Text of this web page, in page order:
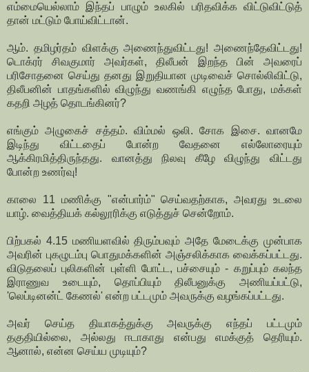
எம்மையெல்லாம் இந்தப் பாழும் உலகில் பரிதவிக்க விட்டுவிட்டுத்
தான் மட்டும் போய்விட்டான்.
ஆம். தமிழர்தம் விளக்கு அணைந்துவிட்டது! அணைந்தேவிட்டது!
டொக்ரர் சிவகுமார் அவர்கள், திலீபன் இறந்த பின் அவரைப்
பரிசோதனை செய்து தனது இறுதியான முடிவைச் சொல்லிவிட்டு,
திலீபனின் பாதங்களில் விழுந்து வணங்கி எழுந்த போது, மக்கள்
கதறி அழத் தொடங்கினர்?
எங்கும் அழுகைச் சத்தம். விம்மல் ஒலி. சோக இசை. வானமே
இடிந்து விட்டதைப் போன்ற வேதனை எல்லோரையும்
ஆக்கிரமித்திருந்தது. வானத்து நிலவு கீழே விழுந்து விட்டது
போன்ற உணர்வு!
காலை 11 மணிக்கு "என்பார்ம்" செய்வதற்காக, அவரது உடலை
யாழ். வைத்தியக் கல்லூரிக்கு எடுத்துச் சென்றோம்.
பிற்பகல் 4.15 மணியளவில் திரும்பவும் அதே மேடைக்கு முன்பாக
அவரின் புகழுடம்பு பொதுமக்களின் அஞ்சலிக்காக வைக்கப்பட்டது.
விடுதலைப் புலிகளின் புள்ளி போட்ட, பச்சையும் - கறுப்பும் கலந்த
இராணுவ உடையும், தொப்பியும் திலீபனுக்கு அணியப்பட்டு,
'லெப்டினன்ட் கேணல்' என்ற பட்டமும் அவருக்கு வழங்கப்பட்டது.
அவர் செய்த தியாகத்துக்கு அவருக்கு எந்தப் பட்டமும்
தகுதியில்லை, அல்லது ஈடாகாது என்பது எமக்குத் தெரியும்.
ஆனால், என்ன செய்ய முடியும்?